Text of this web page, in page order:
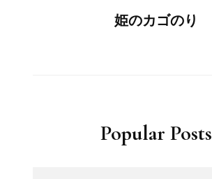
姫のカゴのり
Popular Posts